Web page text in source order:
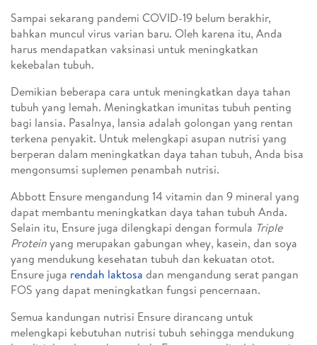
Sampai sekarang pandemi COVID-19 belum berakhir,
bahkan muncul virus varian baru. Oleh karena itu, Anda
harus mendapatkan vaksinasi untuk meningkatkan
kekebalan tubuh.
Demikian beberapa cara untuk meningkatkan daya tahan
tubuh yang lemah. Meningkatkan imunitas tubuh penting
bagi lansia. Pasalnya, lansia adalah golongan yang rentan
terkena penyakit. Untuk melengkapi asupan nutrisi yang
berperan dalam meningkatkan daya tahan tubuh, Anda bisa
mengonsumsi suplemen penambah nutrisi.
Abbott Ensure mengandung 14 vitamin dan 9 mineral yang
dapat membantu meningkatkan daya tahan tubuh Anda.
Selain itu, Ensure juga dilengkapi dengan formula Triple
Proteinyang merupakan gabungan whey, kasein, dan soya
yang mendukung kesehatan tubuh dan kekuatan otot.
Ensure juga rendah laktosa dan mengandung serat pangan
FOS yang dapat meningkatkan fungsi pencernaan.
Semua kandungan nutrisi Ensure dirancang untuk
melengkapi kebutuhan nutrisi tubuh sehingga mendukung